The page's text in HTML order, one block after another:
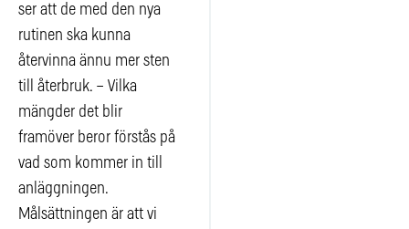
ser att de med den nya
rutinen ska kunna
återvinna ännu mer sten
till återbruk. – Vilka
mängder det blir
framöver beror förstås på
vad som kommer in till
anläggningen.
Målsättningen är att vi